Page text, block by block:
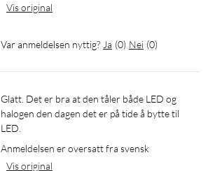
Vis original
Var anmeldelsen nyttig? Ja (0) Nei (0)
Glatt. Det er bra at den tåler både LED og
halogen den dagen det er på tide å bytte til
LED.
Anmeldelsen er oversatt fra svensk
Vis original